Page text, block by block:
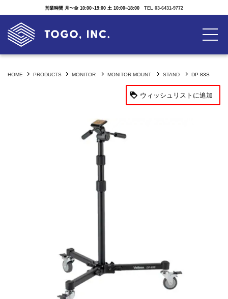
営業時間 月〜金 10:00~19:00 土 10:00~18:00 TEL 03-6431-9772
HOME PRODUCTS MONITOR MONITOR MOUNT STAND DP-83S
ウィッシュリストに追加